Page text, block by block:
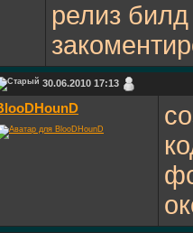
релиз
30.06.2010 17:13